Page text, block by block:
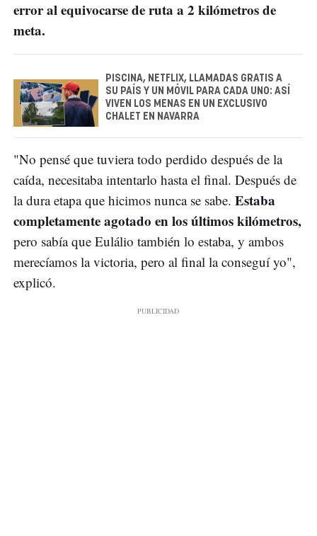
error al equivocarse de ruta a 2 kilómetros de
meta.
PISCINA, NETFLIX, LLAMADAS GRATIS A
SU PAÍS Y UN MÓVIL PARA CADA UNO: ASÍ
VIVEN LOS MENAS EN UN EXCLUSIVO
CHALET EN NAVARRA
"No pensé que tuviera todo perdido después de la
caída, necesitaba intentarlo hasta el final. Después de
la dura etapa que hicimos nunca se sabe. Estaba
completamente agotado en los últimos kilómetros,
pero sabía que Eulálio también lo estaba, y ambos
merecíamos la victoria, pero al final la conseguí yo",
explicó.